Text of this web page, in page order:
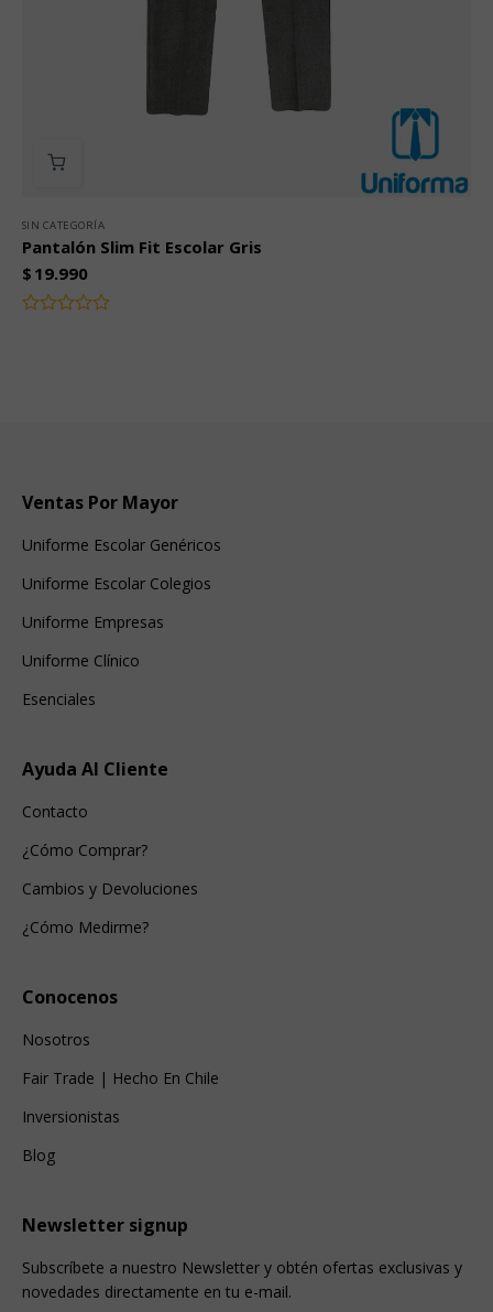
SIN CATEGORÍA
Pantalón Slim Fit Escolar Gris
$ 19.990
Ventas Por Mayor
Uniforme Escolar Genéricos
Uniforme Escolar Colegios
Uniforme Empresas
Uniforme Clínico
Esenciales
Ayuda Al Cliente
Contacto
¿Cómo Comprar?
Cambios y Devoluciones
¿Cómo Medirme?
Conocenos
Nosotros
Fair Trade | Hecho En Chile
Inversionistas
Blog
Newsletter signup
Subscríbete a nuestro Newsletter y obtén ofertas exclusivas y
novedades directamente en tu e-mail.